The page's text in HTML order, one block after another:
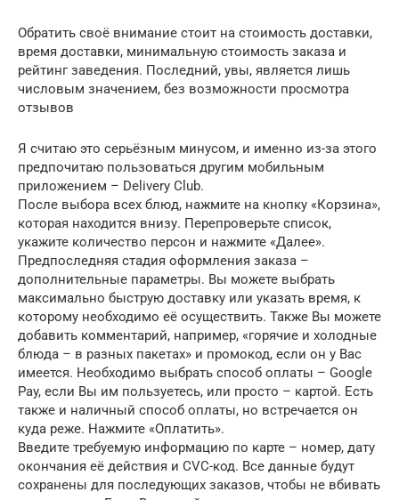
Обратить своё внимание стоит на стоимость доставки,
время доставки, минимальную стоимость заказа и
рейтинг заведения. Последний, увы, является лишь
числовым значением, без возможности просмотра
отзывов
Я считаю это серьёзным минусом, и именно из-за этого
предпочитаю пользоваться другим мобильным
приложением – Delivery Club.
После выбора всех блюд, нажмите на кнопку «Корзина»,
которая находится внизу. Перепроверьте список,
укажите количество персон и нажмите «Далее».
Предпоследняя стадия оформления заказа –
дополнительные параметры. Вы можете выбрать
максимально быструю доставку или указать время, к
которому необходимо её осуществить. Также Вы можете
добавить комментарий, например, «горячие и холодные
блюда – в разных пакетах» и промокод, если он у Вас
имеется. Необходимо выбрать способ оплаты – Google
Pay, если Вы им пользуетесь, или просто – картой. Есть
также и наличный способ оплаты, но встречается он
куда реже. Нажмите «Оплатить».
Введите требуемую информацию по карте – номер, дату
окончания её действия и CVC-код. Все данные будут
сохранены для последующих заказов, чтобы не вбивать